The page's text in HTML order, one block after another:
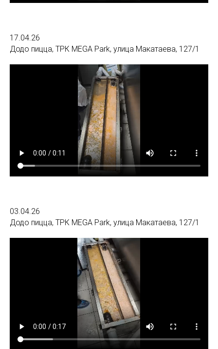
17.04.26
Додо пицца, ТРК MEGA Park, улица Макатаева, 127/1
03.04.26
Додо пицца, ТРК MEGA Park, улица Макатаева, 127/1